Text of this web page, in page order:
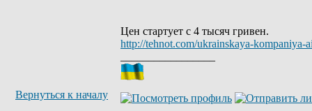
Цен стартует с 4 тысяч гривен.
http://tehnot.com/ukrainskaya-
Вернуться к началу